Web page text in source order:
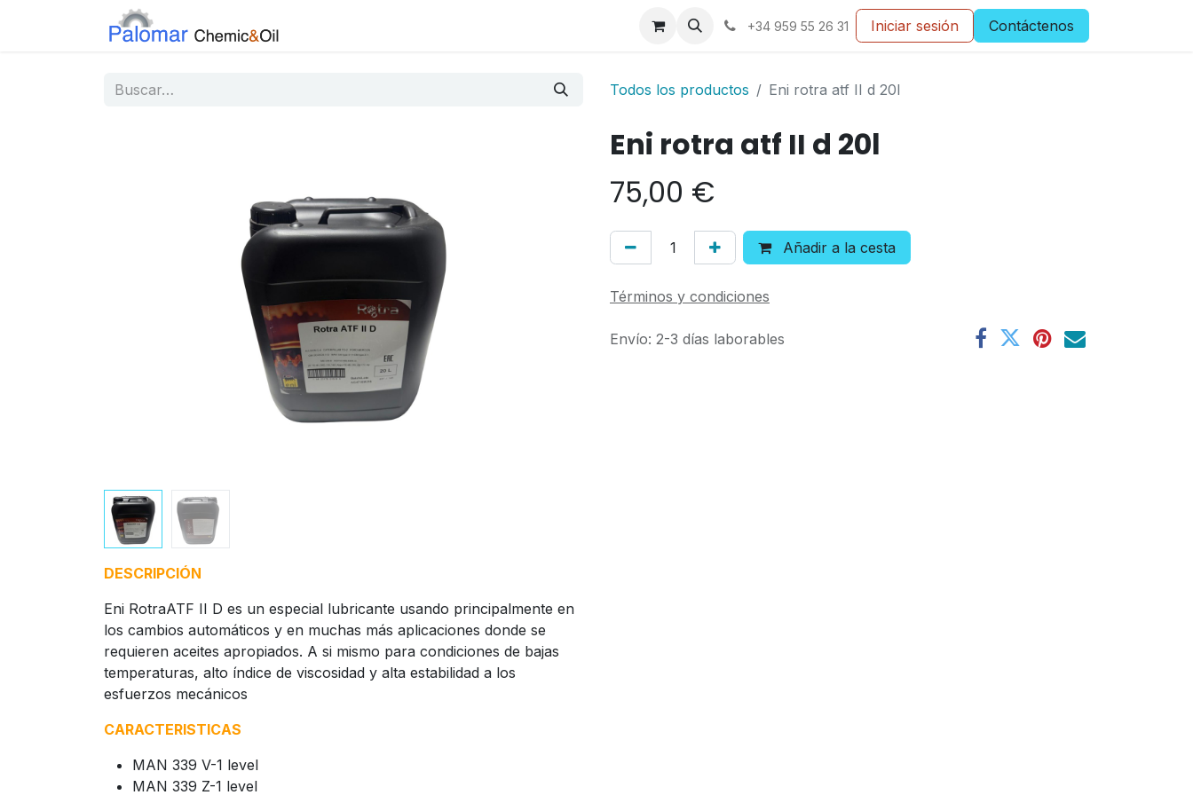
+34 959 55 26 31 Iniciar sesión Contáctenos
Todos los productos Eni rotra atf II d 20l
DESCRIPCIÓN
Eni RotraATF II D es un especial lubricante usando principalmente en
los cambios automáticos y en muchas más aplicaciones donde se
requieren aceites apropiados. A si mismo para condiciones de bajas
temperaturas, alto índice de viscosidad y alta estabilidad a los
esfuerzos mecánicos
CARACTERISTICAS
MAN 339 V-1 level
MAN 339 Z-1 level
Eni rotra atf II d 20l
75,00 €
Añadir a la cesta
Términos y condiciones
Envío: 2-3 días laborables